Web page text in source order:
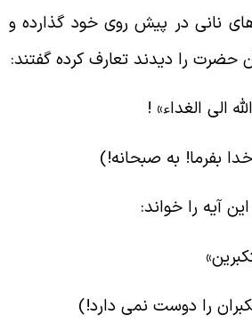
نانی در پیش روی خود گذارده و
را دیدند تعارف کرده گفتند:
الغداء» !
بفرما! به صبحانه!)
آیه را خواند:
»
را دوست نمی دارد!)